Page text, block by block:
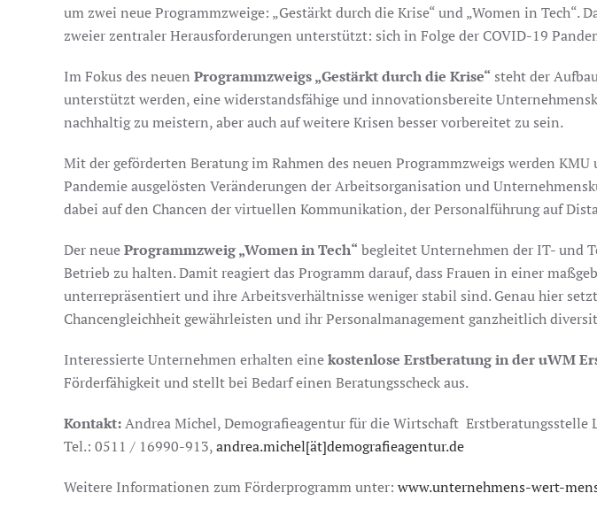
um zwei neue Programmzweige: „Gestärkt durch die Krise“ und „Women in
zweier zentraler Herausforderungen unterstützt: sich in Folge der COVID-19
Im Fokus des neuen Programmzweigs „Gestärkt durch die Krise“ steht der
unterstützt werden, eine widerstandsfähige und innovationsbereite
nachhaltig zu meistern, aber auch auf weitere Krisen besser vorbereitet zu sein.
Mit der geförderten Beratung im Rahmen des neuen Programmzweigs werden
Pandemie ausgelösten Veränderungen der Arbeitsorganisation und
dabei auf den Chancen der virtuellen Kommunikation, der Personalführung auf
Der neueProgrammzweig „Women in Tech“ begleitet Unternehmen der IT- und
Betrieb zu halten. Damit reagiert das Programm darauf, dass Frauen in einer
unterrepräsentiert und ihre Arbeitsverhältnisse weniger stabil sind. Genau hier
Chancengleichheit gewährleisten und ihr Personalmanagement ganzheitlich
Interessierte Unternehmen erhalten einekostenlose Erstberatung in der uWM
Förderfähigkeit und stellt bei Bedarf einen Beratungsscheck aus.
Kontakt:Andrea Michel, Demografieagentur für die Wirtschaft Erstberatungsstelle
Tel.: 0511 / 16990-913,andrea.michel[ät]demografieagentur.de
Weitere Informationen zum Förderprogramm unter: www.unternehmens-wert-